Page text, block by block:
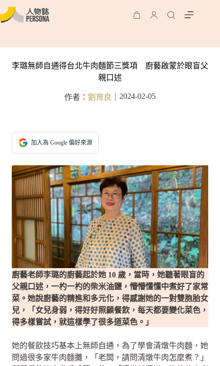
李璐無師自通得台北牛肉麵節三獎項 廚藝啟蒙於眼盲父
親口述
作者： 劉育良 2024-02-05
加入為 Google 偏好來源
廚藝老師李璐的廚藝起於她 10 歲，當時，她聽著眼盲的
父親口述，一杓一杓的柴米油鹽，懵懵懂懂中煮好了家常
菜。 她說廚藝的精進和多元化，得感謝她的一對雙胞胎女
兒，「女兒身弱，得好好照顧餐飲，每天都要變化菜色，
得多樣嘗試，就這樣學了很多道菜色。」
她的餐飲技巧基本上無師自通，為了學會清燉牛肉麵，她
問過很多家牛肉麵攤，「老闆，請問清燉牛肉怎麼煮？」